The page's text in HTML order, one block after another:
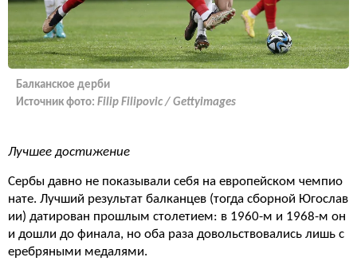
Балканское дерби
Источник фото: Filip Filipovic / Gettyimages
Лучшее достижение
Сербы давно не показывали себя на европейском чемпио
нате. Лучший результат балканцев (тогда сборной Югослав
ии) датирован прошлым столетием: в 1960-м и 1968-м он
и дошли до финала, но оба раза довольствовались лишь с
еребряными медалями.